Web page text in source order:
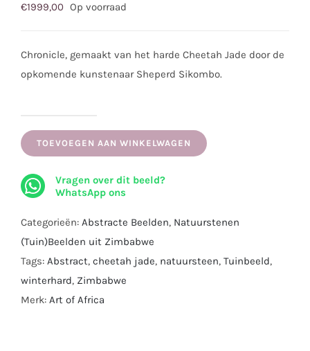
€1999,00 Op voorraad
Chronicle, gemaakt van het harde Cheetah Jade door de
opkomende kunstenaar Sheperd Sikombo.
aantal
TOEVOEGEN AAN WINKELWAGEN
Vragen over dit beeld?
WhatsApp ons
Categorieën: Abstracte Beelden, Natuurstenen
(Tuin)Beelden uit Zimbabwe
Tags: Abstract, cheetah jade, natuursteen, Tuinbeeld,
winterhard, Zimbabwe
Merk: Art of Africa